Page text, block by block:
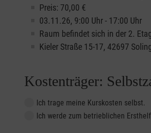
Preis: 70,00 €
03.11.26, 9:00 Uhr - 17:00 Uhr
Raum befindet sich in der 2.
Kieler Straße 15-17, 42697
Kostenträger:
Ich trage meine Kurskosten selbst.
Ich werde zum betrieblichen